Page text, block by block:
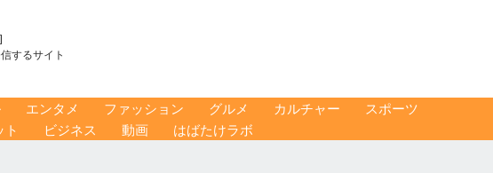
するサイト
エンタメ ファッション グルメ カルチャー
スポーツ
ト ビジネス 動画 はばたけラボ